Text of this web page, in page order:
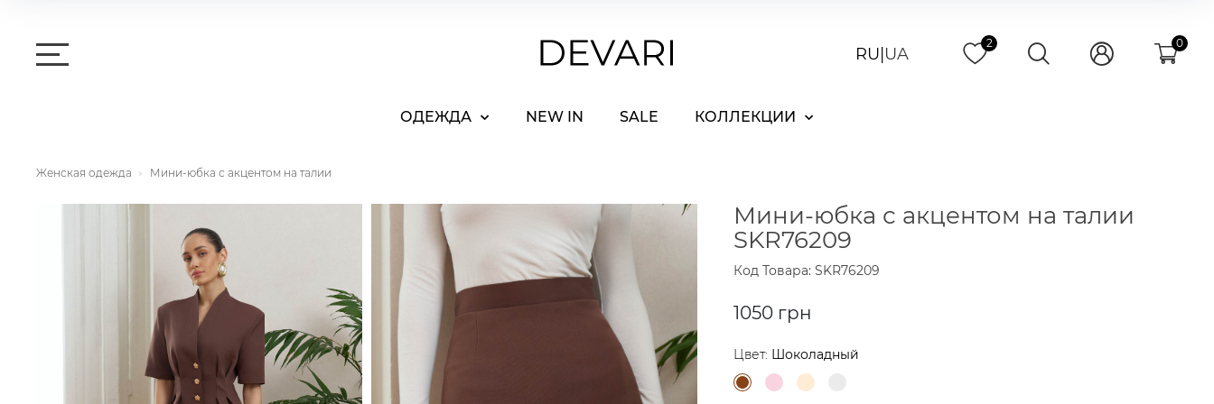
RU UA
2 0
ОДЕЖДА NEW IN SALE КОЛЛЕКЦИИ
Женская одежда Мини-юбка с акцентом на талии
Мини-юбка с акцентом на талии
SKR76209
Код Товара: SKR76209
1050 грн
Цвет: Шоколадный